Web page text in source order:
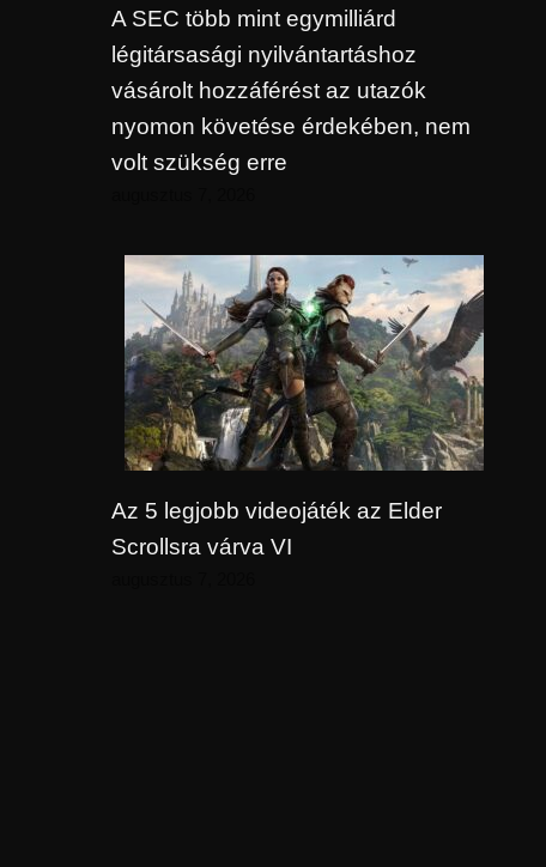
A SEC több mint egymilliárd
légitársasági nyilvántartáshoz
vásárolt hozzáférést az utazók
nyomon követése érdekében, nem
volt szükség erre
Az 5 legjobb videojáték az Elder
Scrollsra várva VI